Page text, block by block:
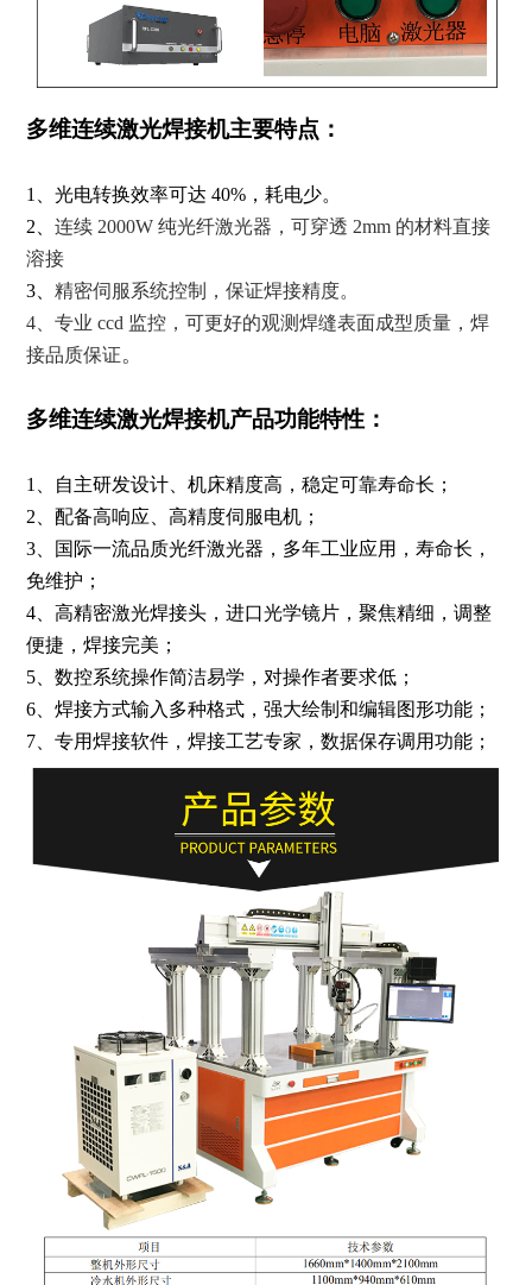
多维连续激光焊接机主要特点：
1、光电转换效率可达 40%，耗电少。
2、连续 2000W 纯光纤激光器，可穿透 2mm 的材料直接
溶接
3、精密伺服系统控制，保证焊接精度。
4、专业 ccd 监控，可更好的观测焊缝表面成型质量，焊
接品质保证。
多维连续激光焊接机产品功能特性：
1
、自主研发设计、机床精度高，稳定可靠寿命长；
2 、配备高响应、高精度伺服电机；
3 、国际一流品质光纤激光器，多年工业应用，寿命长，
免维护；
4 、高精密激光焊接头，进口光学镜片，聚焦精细，调整
便捷，焊接完美；
5 、数控系统操作简洁易学，对操作者要求低；
6 、焊接方式输入多种格式，强大绘制和编辑图形功能；
7 、专用焊接软件，焊接工艺专家，数据保存调用功能；